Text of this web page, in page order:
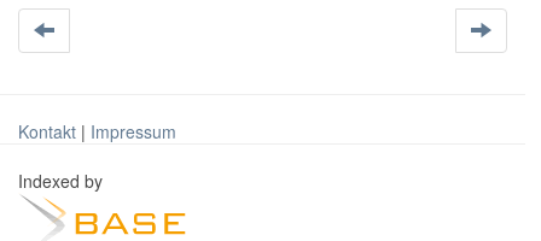
Kontakt | Impressum
Indexed by